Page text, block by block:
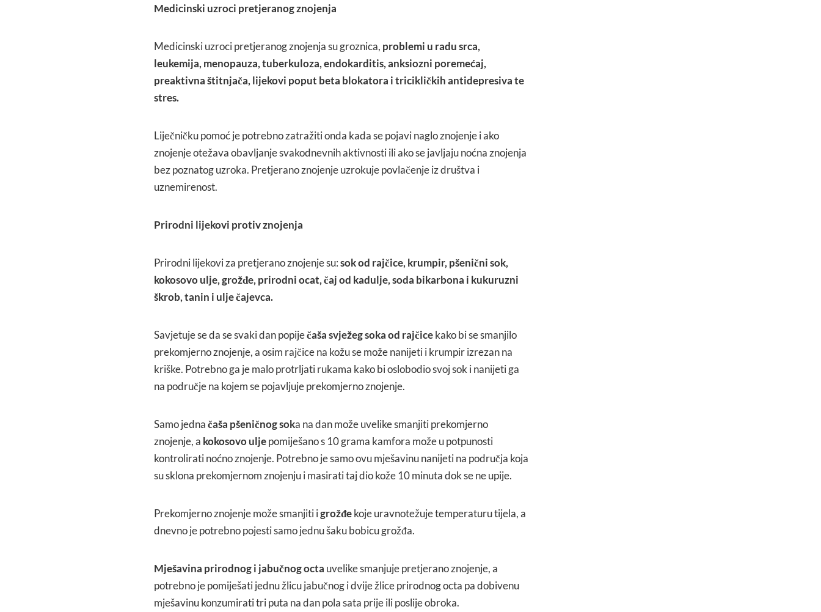
Medicinski uzroci pretjeranog znojenja
Medicinski uzroci pretjeranog znojenja su groznica, problemi u radu srca,
leukemija, menopauza, tuberkuloza, endokarditis, anksiozni poremećaj,
preaktivna štitnjača, lijekovi poput beta blokatora i tricikličkih antidepresiva te
stres.
Liječničku pomoć je potrebno zatražiti onda kada se pojavi naglo znojenje i ako
znojenje otežava obavljanje svakodnevnih aktivnosti ili ako se javljaju noćna znojenja
bez poznatog uzroka. Pretjerano znojenje uzrokuje povlačenje iz društva i
uznemirenost.
Prirodni lijekovi protiv znojenja
Prirodni lijekovi za pretjerano znojenje su:sok od rajčice, krumpir, pšenični sok,
kokosovo ulje, grožđe, prirodni ocat, čaj od kadulje, soda bikarbona i kukuruzni
škrob, tanin i ulje čajevca.
Savjetuje se da se svaki dan popiječaša svježeg soka od rajčicekako bi se smanjilo
prekomjerno znojenje, a osim rajčice na kožu se može nanijeti i krumpir izrezan na
kriške. Potrebno ga je malo protrljati rukama kako bi oslobodio svoj sok i nanijeti ga
na područje na kojem se pojavljuje prekomjerno znojenje.
Samo jednačaša pšeničnog soka na dan može uvelike smanjiti prekomjerno
znojenje, a kokosovo uljepomiješano s 10 grama kamfora može u potpunosti
kontrolirati noćno znojenje. Potrebno je samo ovu mješavinu nanijeti na područja koja
su sklona prekomjernom znojenju i masirati taj dio kože 10 minuta dok se ne upije.
Prekomjerno znojenje može smanjiti igrožđekoje uravnotežuje temperaturu tijela, a
dnevno je potrebno pojesti samo jednu šaku bobicu grožđa.
Mješavina prirodnog i jabučnog octa uvelike smanjuje pretjerano znojenje, a
potrebno je pomiješati jednu žlicu jabučnog i dvije žlice prirodnog octa pa dobivenu
mješavinu konzumirati tri puta na dan pola sata prije ili poslije obroka.